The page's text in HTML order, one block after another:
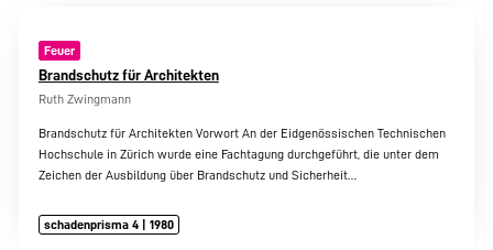
Feuer
Brandschutz für Architekten
Ruth Zwingmann
Brandschutz für Architekten Vorwort An der Eidgenössischen Technischen
Hochschule in Zürich wurde eine Fachtagung durchgeführt, die unter dem
Zeichen der Ausbildung über Brandschutz und Sicherheit…
schadenprisma 4 | 1980